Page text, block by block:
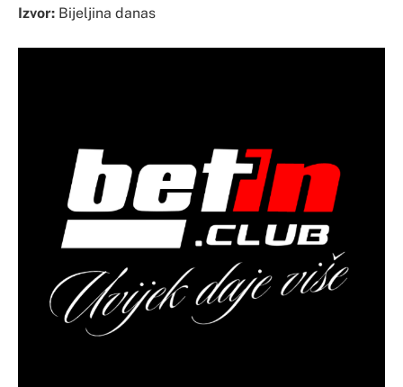
Izvor: Bijeljina danas